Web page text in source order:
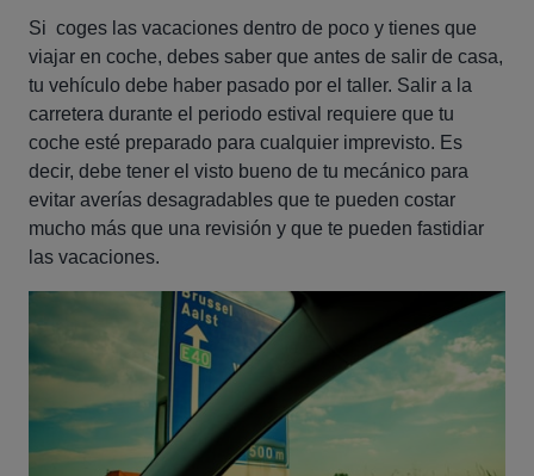
Si coges las vacaciones dentro de poco y tienes que
viajar en coche, debes saber que antes de salir de casa,
tu vehículo debe haber pasado por el taller. Salir a la
carretera durante el periodo estival requiere que tu
coche esté preparado para cualquier imprevisto. Es
decir, debe tener el visto bueno de tu mecánico para
evitar averías desagradables que te pueden costar
mucho más que una revisión y que te pueden fastidiar
las vacaciones.